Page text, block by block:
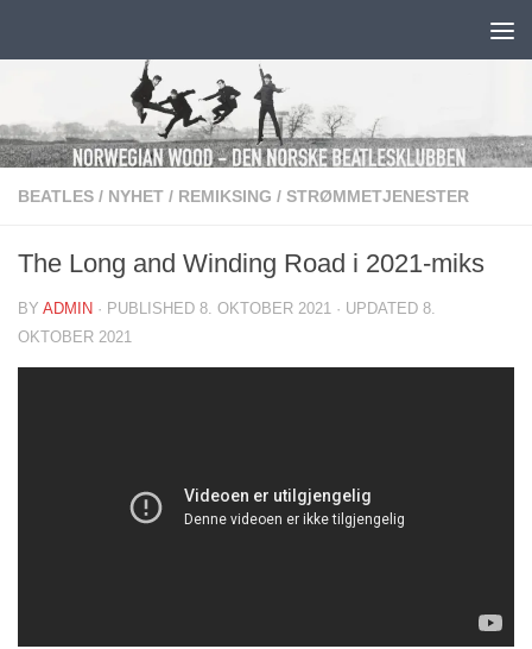
BEATLES / NYHET / REMIKSING / STRØMMETJENESTER
The Long and Winding Road i 2021-miks
BY ADMIN · PUBLISHED 8. OKTOBER 2021 · UPDATED 8.
OKTOBER 2021